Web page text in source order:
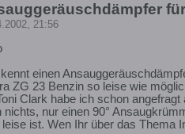
21:56
einen
ZG 23 Benzin so leise wie
Clark habe ich schon
nichts, nur einen 90°
ist. Wen Ihr über das Thema